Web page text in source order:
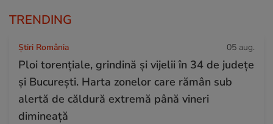
TRENDING
Știri România 05 aug.
Ploi torențiale, grindină și vijelii în 34 de județe
și București. Harta zonelor care rămân sub
alertă de căldură extremă până vineri
dimineață